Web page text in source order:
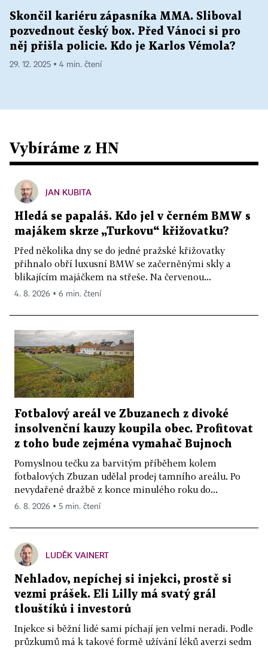
Skončil kariéru zápasníka MMA. Sliboval
pozvednout český box. Před Vánoci si pro
něj přišla policie. Kdo je Karlos Vémola?
29. 12. 2025 ▪ 4 min. čtení
Vybíráme z HN
JAN KUBITA
Hledá se papaláš. Kdo jel v černém BMW s
majákem skrze „Turkovu“ křižovatku?
Před několika dny se do jedné pražské křižovatky
přihnalo obří luxusní BMW se začerněnými skly a
blikajícím majáčkem na střeše. Na červenou...
4. 8. 2026 ▪ 6 min. čtení
Fotbalový areál ve Zbuzanech z divoké
insolvenční kauzy koupila obec. Profitovat
z toho bude zejména vymahač Bujnoch
Pomyslnou tečku za barvitým příběhem kolem
fotbalových Zbuzan udělal prodej tamního areálu. Po
nevydařené dražbě z konce minulého roku do...
6. 8. 2026 ▪ 5 min. čtení
LUDĚK VAINERT
Nehladov, nepíchej si injekci, prostě si
vezmi prášek. Eli Lilly má svatý grál
tlouštíků i investorů
Injekce si běžní lidé sami píchají jen velmi neradi. Podle
průzkumů má k takové formě užívání léků averzi sedm